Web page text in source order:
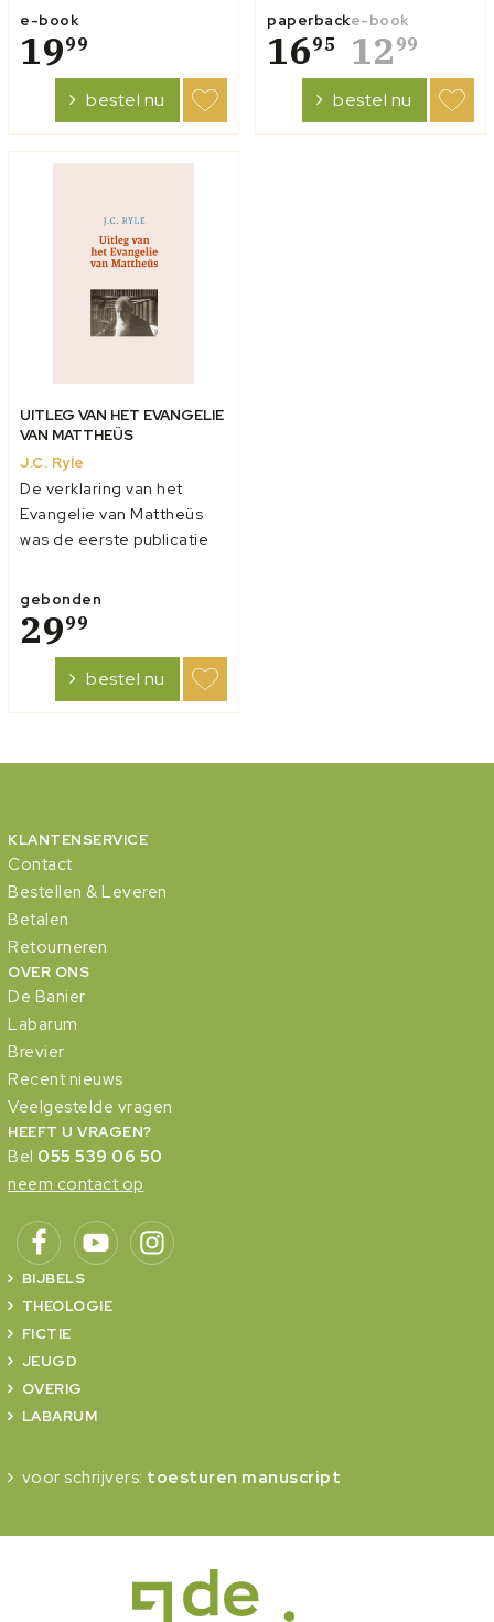
een omvangrijk werk. Ryle
voegde aan zijn
‘uitleggende gedachten’
‘verklarende noten’ toe.
Deze dienden 1. om licht
te werpen op mo...
e-book
1999
bestel nu
Testament onlosmakelijk
verbonden is met en
doorgaat in het Nieuwe
Testament. Het vormt een
onmisbare en unieke
schakel tussen het Oude
paperback
1695
e-book
12 99
bestel nu
UITLEG VAN HET EVANGELIE
VAN MATTHEÜS
J.C. Ryle
De verklaring van het
Evangelie van Mattheüs
was de eerste publicatie
nog commentaren op de
andere Evangeliën volgen.
Mede vanwege zijn
geschriften kreeg Ryle de
bekendheid en het gezag
gebonden
2999
bestel nu
KLANTENSERVICE
Contact
Bestellen & Leveren
Betalen
Retourneren
OVER ONS
De Banier
Labarum
Brevier
Recent nieuws
Veelgestelde vragen
HEEFT U VRAGEN?
Bel 055 539 06 50
neem contact op
BIJBELS
THEOLOGIE
FICTIE
JEUGD
OVERIG
LABARUM
voor schrijvers: toesturen manuscript